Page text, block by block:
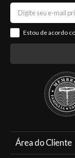
Estou de acordo
Área do Cliente